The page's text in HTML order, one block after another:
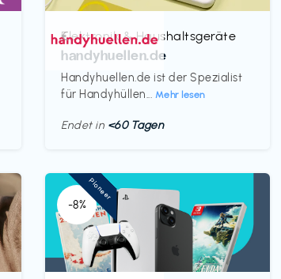
Elektronik & Haushaltsgeräte
handyhuellen.de
Handyhuellen.de ist der Spezialist
für Handyhüllen... Mehr lesen
€‎
Endet in <60 Tagen
-8%
Pioneer